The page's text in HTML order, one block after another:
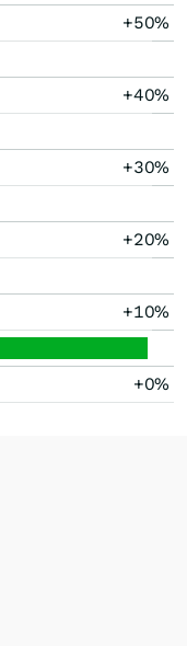
+50%
+40%
+30%
+20%
+10%
+0%